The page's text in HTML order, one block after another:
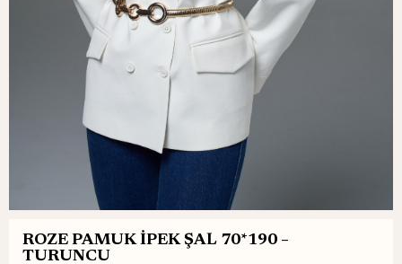
ROZE PAMUK İPEK ŞAL 70*190 –
TURUNCU